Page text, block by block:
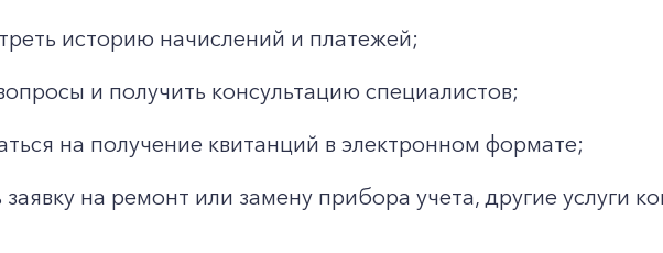
историю начислений и платежей;
и получить консультацию специалистов;
на получение квитанций в электронном формате;
заявку на ремонт или замену прибора учета, другие услуги